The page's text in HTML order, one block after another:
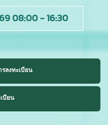
08:00 - 16:30
ลงทะเบียน
บียน